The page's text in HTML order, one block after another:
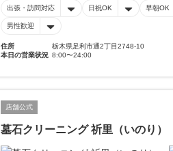
出張・訪問対応 日祝OK 早朝OK
男性歓迎
住所
栃木県足利市通2丁目2748-10
本日の営業状況 8:00〜24:00
店舗公式
墓石クリーニング 祈里（いのり）